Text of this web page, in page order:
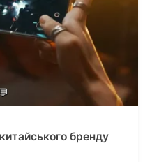
бренду